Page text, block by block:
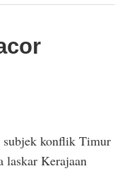
subjek konflik Timur
laskar Kerajaan